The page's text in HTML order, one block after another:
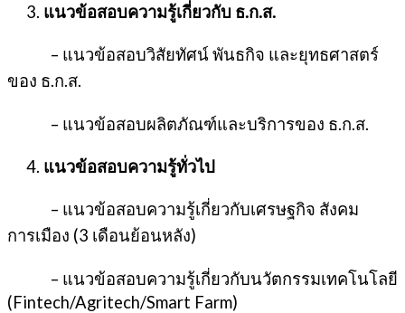
แนวข้อสอบความรู้เกี่ยวกับ ธ.ก.ส.
– แนวข้อสอบวิสัยทัศน์ พันธกิจ และยุทธศาสตร์
ของ ธ.ก.ส.
– แนวข้อสอบผลิตภัณฑ์และบริการของ ธ.ก.ส.
แนวข้อสอบความรู้ทั่วไป
– แนวข้อสอบความรู้เกี่ยวกับเศรษฐกิจ สังคม
การเมือง (3 เดือนย้อนหลัง)
– แนวข้อสอบความรู้เกี่ยวกับนวัตกรรมเทคโนโลยี
(Fintech/Agritech/Smart Farm)